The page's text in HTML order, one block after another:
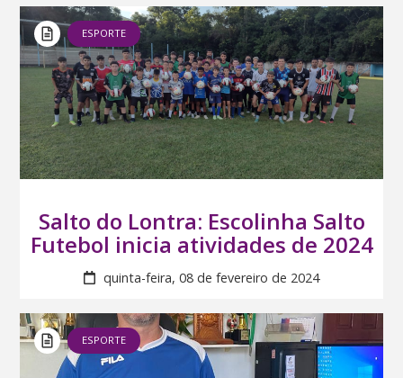
ESPORTE
Salto do Lontra: Escolinha Salto
Futebol inicia atividades de 2024
quinta-feira, 08 de fevereiro de 2024
ESPORTE